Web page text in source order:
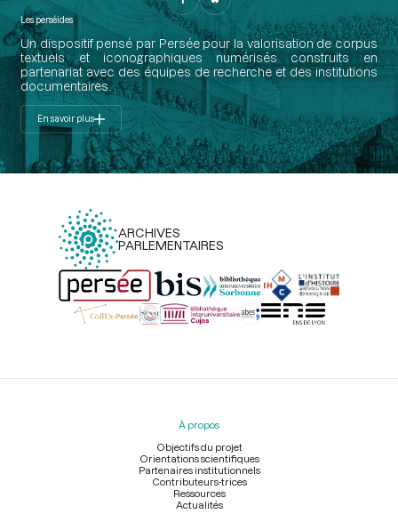
Les perséides
Un dispositif pensé par Persée pour la valorisation de corpus
textuels et iconographiques numérisés construits en
partenariat avec des équipes de recherche et des institutions
documentaires.
En savoir plus
ARCHIVES
PARLEMENTAIRES
Menu
À propos
Objectifs du projet
Orientations scientifiques
Partenaires institutionnels
Contributeurs-trices
Ressources
Actualités